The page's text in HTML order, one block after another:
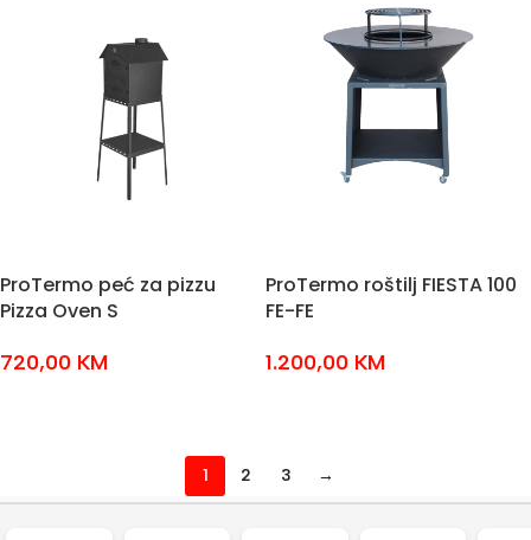
ProTermo peć za pizzu
Pizza Oven S
720,00 KM
ProTermo roštilj FIESTA 100
FE-FE
1.200,00 KM
1 2 3 →